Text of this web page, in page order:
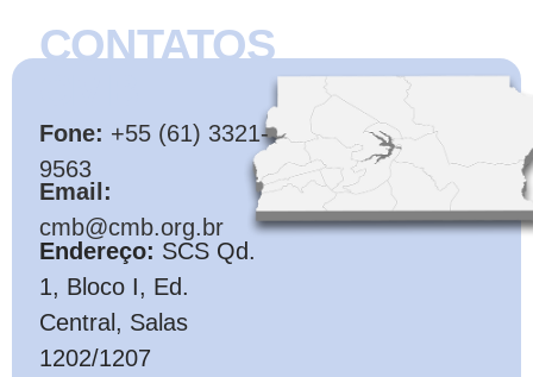
CONTATOS
Fone: +55 (61) 3321-
9563
Email:
cmb@cmb.org.br
Endereço: SCS Qd.
1, Bloco I, Ed.
Central, Salas
1202/1207